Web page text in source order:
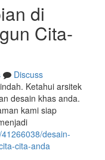
di
Cita-
Discuss
Ketahui arsitek
desain khas anda.
kami siap
desain-
cita-anda